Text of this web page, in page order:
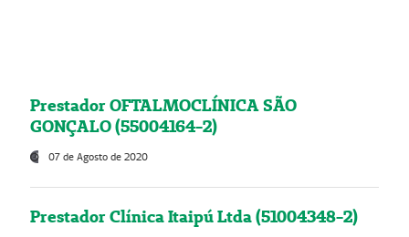
Prestador OFTALMOCLÍNICA SÃO
GONÇALO (55004164-2)
07 de Agosto de 2020
Prestador Clínica Itaipú Ltda (51004348-2)